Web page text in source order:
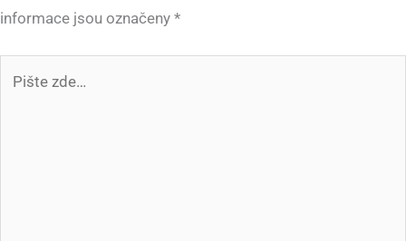
informace jsou označeny *